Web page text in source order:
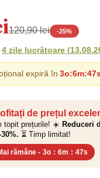
de prețul
topit prețurile! ☀️ Reduceri
⏳ Timp limitat!
rămâne - 3o : 6m : 46s
120,90 lei -25%
4 zile lucrătoare (
expiră în 3o:6m: